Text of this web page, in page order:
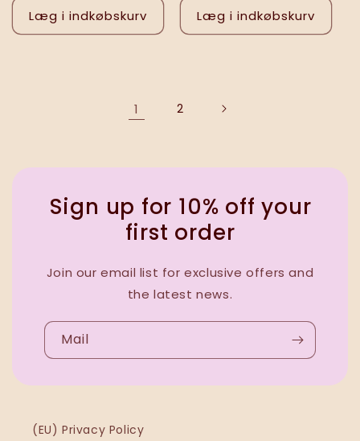
Læg i indkøbskurv Læg i indkøbskurv
1 2
Sign up for 10% off your
first order
Join our email list for exclusive offers and
the latest news.
Mail
(EU) Privacy Policy